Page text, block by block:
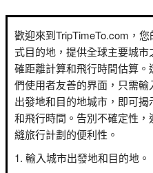
歡迎來到TripTimeTo.com，您
式目的地，提供全球主要城市
確距離計算和飛行時間估算。
們使用者友善的界面，只需輸
出發地和目的地城市，即可揭
和飛行時間。告別不確定性，
縫旅行計劃的便利性。
輸入城市出發地和目的地。